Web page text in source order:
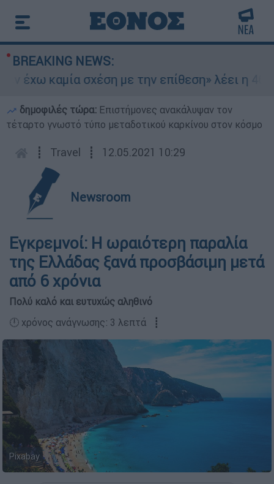
BREAKING NEWS:
καμία σχέση με την επίθεση» λέει η
δημοφιλές τώρα: Επιστήμονες ανακάλυψαν τον
τέταρτο γνωστό τύπο μεταδοτικού καρκίνου στον κόσμο
┋ Travel ┋ 12.05.2021 10:29
Newsroom
Εγκρεμνοί: Η ωραιότερη παραλία
της Ελλάδας ξανά προσβάσιμη μετά
από 6 χρόνια
Πολύ καλό και ευτυχώς αληθινό
🕛 χρόνος ανάγνωσης: 3 λεπτά ┋
Pixabay